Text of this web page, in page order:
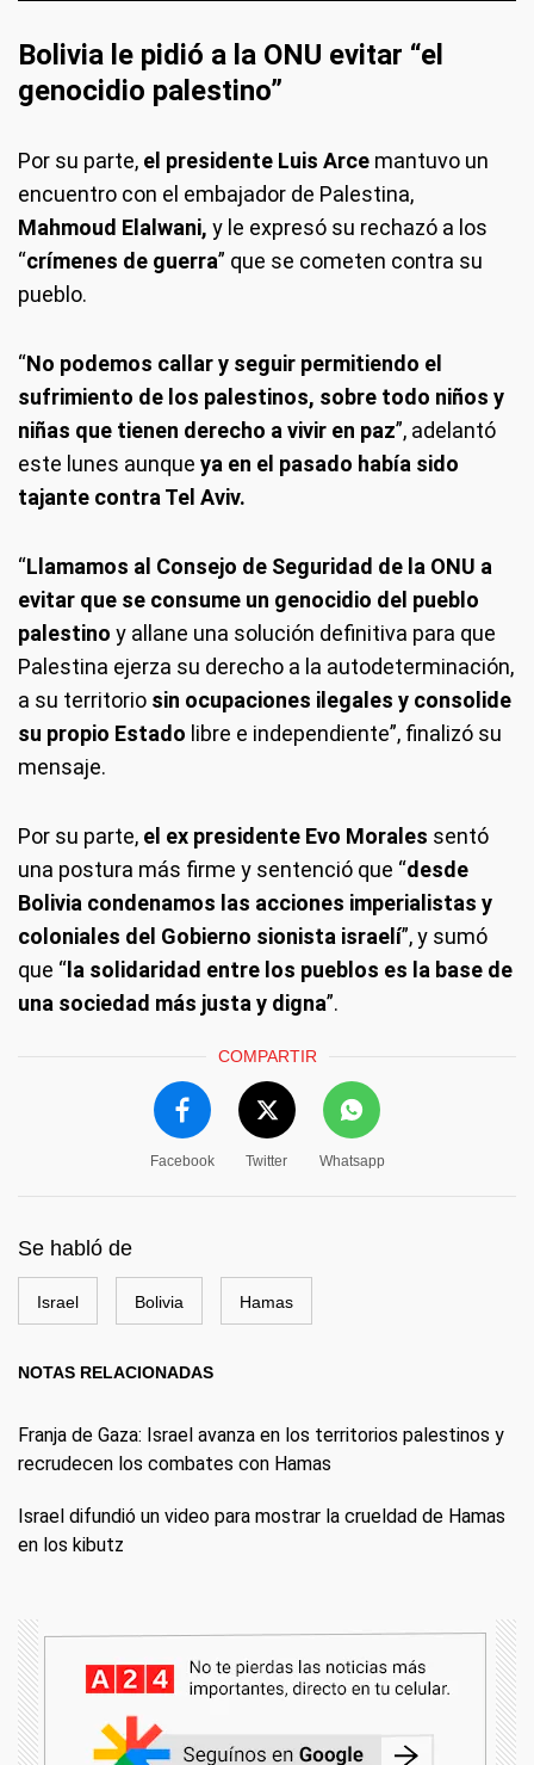
Bolivia le pidió a la ONU evitar “el
genocidio palestino”
Por su parte, el presidente Luis Arce mantuvo un
encuentro con el embajador de Palestina,
Mahmoud Elalwani, y le expresó su rechazó a los
“crímenes de guerra” que se cometen contra su
pueblo.
“No podemos callar y seguir permitiendo el
sufrimiento de los palestinos, sobre todo niños y
niñas que tienen derecho a vivir en paz”, adelantó
este lunes aunque ya en el pasado había sido
tajante contra Tel Aviv.
“Llamamos al Consejo de Seguridad de la ONU a
evitar que se consume un genocidio del pueblo
palestino y allane una solución definitiva para que
Palestina ejerza su derecho a la autodeterminación,
a su territorio sin ocupaciones ilegales y consolide
su propio Estado libre e independiente”, finalizó su
mensaje.
Por su parte, el ex presidente Evo Morales sentó
una postura más firme y sentenció que “desde
Bolivia condenamos las acciones imperialistas y
coloniales del Gobierno sionista israelí”, y sumó
que “ la solidaridad entre los pueblos es la base de
una sociedad más justa y digna”.
COMPARTIR
Facebook Twitter Whatsapp
Se habló de
Israel Bolivia Hamas
NOTAS RELACIONADAS
Franja de Gaza: Israel avanza en los territorios palestinos y
recrudecen los combates con Hamas
Israel difundió un video para mostrar la crueldad de Hamas
en los kibutz